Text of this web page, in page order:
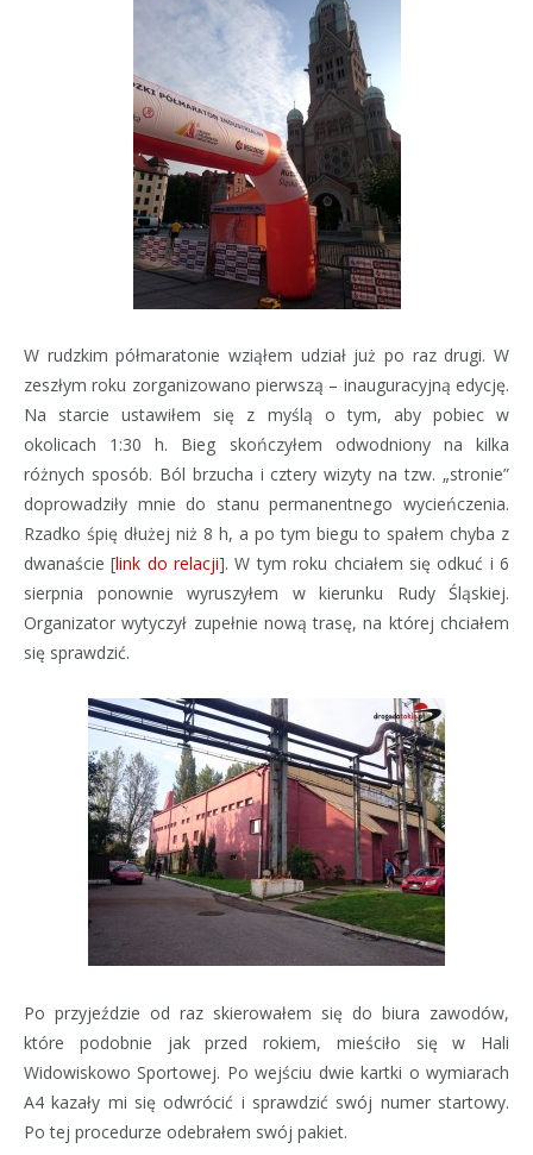
W rudzkim półmaratonie wziąłem udział już po raz drugi. W
zeszłym roku zorganizowano pierwszą – inauguracyjną edycję.
Na starcie ustawiłem się z myślą o tym, aby pobiec w
okolicach 1:30 h. Bieg skończyłem odwodniony na kilka
różnych sposób. Ból brzucha i cztery wizyty na tzw. „stronie”
doprowadziły mnie do stanu permanentnego wycieńczenia.
Rzadko śpię dłużej niż 8 h, a po tym biegu to spałem chyba z
dwanaście [link do relacji]. W tym roku chciałem się odkuć i 6
sierpnia ponownie wyruszyłem w kierunku Rudy Śląskiej.
Organizator wytyczył zupełnie nową trasę, na której chciałem
się sprawdzić.
Po przyjeździe od raz skierowałem się do biura zawodów,
które podobnie jak przed rokiem, mieściło się w Hali
Widowiskowo Sportowej. Po wejściu dwie kartki o wymiarach
A4 kazały mi się odwrócić i sprawdzić swój numer startowy.
Po tej procedurze odebrałem swój pakiet.